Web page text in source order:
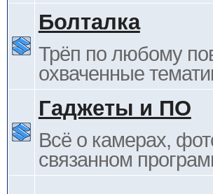
Болталка
Трёп по любому
охваченные
Гаджеты и ПО
Всё о камерах,
связанном